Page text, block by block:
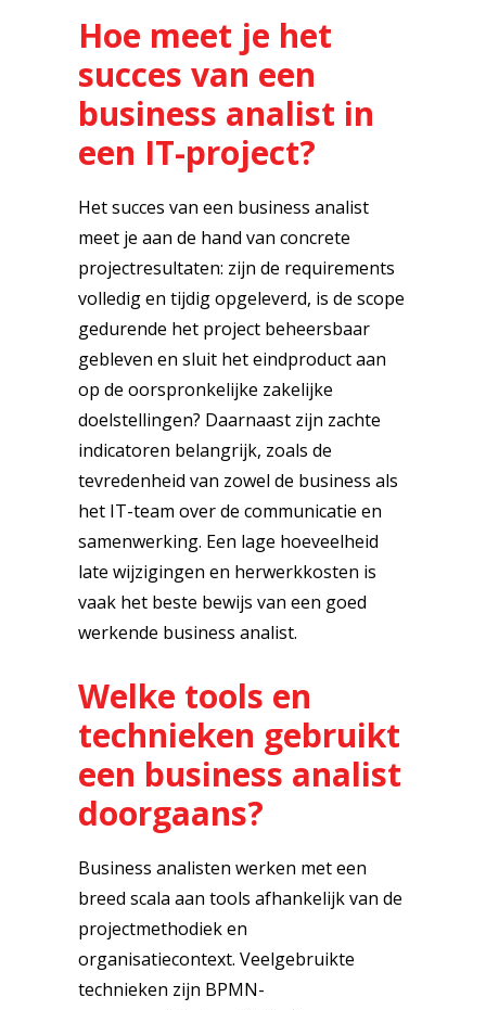
Hoe meet je het
succes van een
business analist in
een IT-project?
Het succes van een business analist
meet je aan de hand van concrete
projectresultaten: zijn de requirements
volledig en tijdig opgeleverd, is de scope
gedurende het project beheersbaar
gebleven en sluit het eindproduct aan
op de oorspronkelijke zakelijke
doelstellingen? Daarnaast zijn zachte
indicatoren belangrijk, zoals de
tevredenheid van zowel de business als
het IT-team over de communicatie en
samenwerking. Een lage hoeveelheid
late wijzigingen en herwerkkosten is
vaak het beste bewijs van een goed
werkende business analist.
Welke tools en
technieken gebruikt
een business analist
doorgaans?
Business analisten werken met een
breed scala aan tools afhankelijk van de
projectmethodiek en
organisatiecontext. Veelgebruikte
technieken zijn BPMN-